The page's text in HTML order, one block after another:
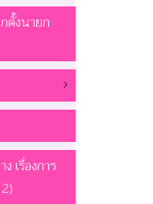
ตั้งนายก
เรื่องการ